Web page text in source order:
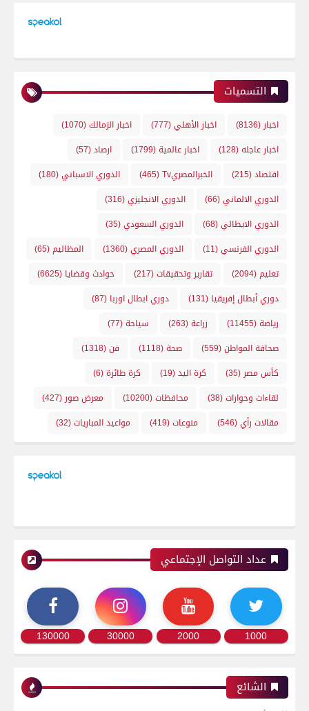
التسميات
اخبار (8136) اخبار الأهلي(777) اخبار الزمالك(1070)
اخبار عاجله(128) اخبار عالمية(1799) ارصاد(57)
اقتصاد(215) الخبرالمصريTv (465) الدوري الاسباني(180)
الدوري الالماني(66) الدوري الانجليزي(316)
الدوري الايطالي(68) الدوري السعودي(35)
الدوري الفرنسي(11) الدوري المصري(1360) المظاليم(65)
تعليم(2094) تقارير وتحقيقات(217) حوادث وقضايا (6625)
دوري أبطال إفريقيا (131) دوري ابطال اوربا (87)
رياضة(11455) زراعة(263) سياحة(77)
صحافة المواطن(559) صحة(1118) فن(1318)
كأس مصر (35) كرة اليد(19) كرة طائرة(6)
لقاءات وحوارات(38) محافظات(10200) معرض صور (427)
مقالات رأي(546) منوعات(419) مواعيد المباريات(32)
عداد التواصل الإجتماعي
1000
2000
30000
130000
الشائع